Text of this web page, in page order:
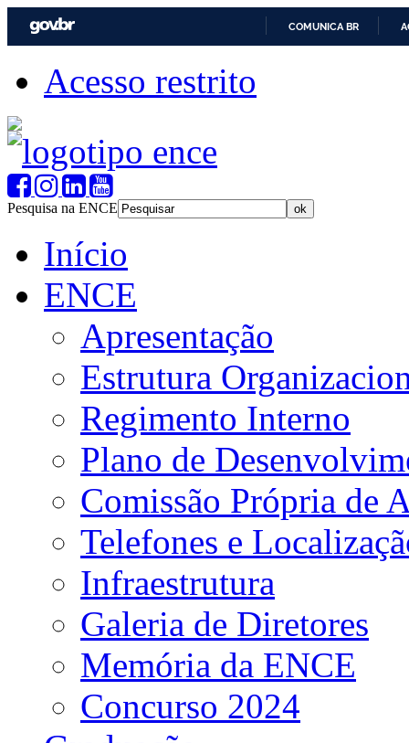
COMUNICA BR
Acesso restrito
Pesquisa na ENCE
Início
ENCE
Apresentação
Estrutura
Regimento Interno
Plano de
Comissão Própria de
Telefones e
Infraestrutura
Galeria de Diretores
Memória da ENCE
Concurso 2024